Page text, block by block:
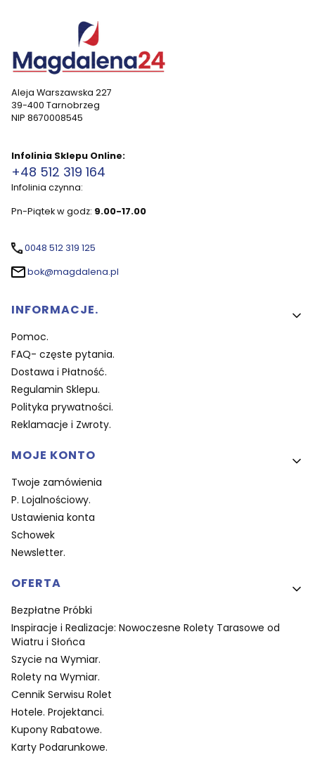
Aleja Warszawska 227
39-400 Tarnobrzeg
NIP 8670008545
Infolinia Sklepu Online:
+48 512 319 164
Infolinia czynna:
Pn-Piątek w godz: 9.00-17.00
0048 512 319 125
bok@magdalena.pl
Linki w stopce
INFORMACJE.
Pomoc.
FAQ- częste pytania.
Dostawa i Płatność.
Regulamin Sklepu.
Polityka prywatności.
Reklamacje i Zwroty.
MOJE KONTO
Twoje zamówienia
P. Lojalnościowy.
Ustawienia konta
Schowek
Newsletter.
OFERTA
Bezpłatne Próbki
Inspiracje i Realizacje: Nowoczesne Rolety Tarasowe od
Wiatru i Słońca
Szycie na Wymiar.
Rolety na Wymiar.
Cennik Serwisu Rolet
Hotele. Projektanci.
Kupony Rabatowe.
Karty Podarunkowe.